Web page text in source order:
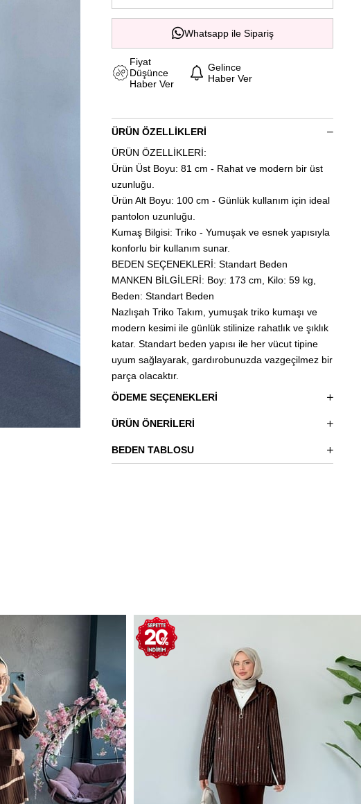
Whatsapp ile Sipariş
Fiyat
Düşünce
Haber Ver
Gelince
Haber Ver
ÜRÜN ÖZELLIKLERI
ÜRÜN ÖZELLİKLERİ:
Ürün Üst Boyu: 81 cm - Rahat ve modern bir üst
uzunluğu.
Ürün Alt Boyu: 100 cm - Günlük kullanım için ideal
pantolon uzunluğu.
Kumaş Bilgisi: Triko - Yumuşak ve esnek yapısıyla
konforlu bir kullanım sunar.
BEDEN SEÇENEKLERİ: Standart Beden
MANKEN BİLGİLERİ: Boy: 173 cm, Kilo: 59 kg,
Beden: Standart Beden
Nazlışah Triko Takım, yumuşak triko kumaşı ve
modern kesimi ile günlük stilinize rahatlık ve şıklık
katar. Standart beden yapısı ile her vücut tipine
uyum sağlayarak, gardırobunuzda vazgeçilmez bir
parça olacaktır.
ÖDEME SEÇENEKLERI
ÜRÜN ÖNERILERI
BEDEN TABLOSU